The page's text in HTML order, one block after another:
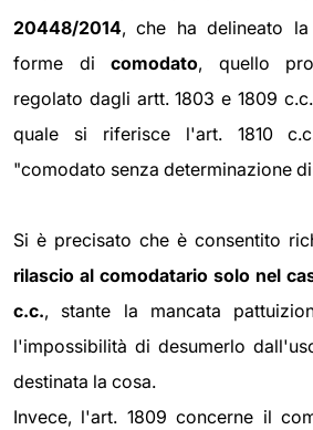
20448/2014, che ha delineato
forme di comodato, quello
regolato dagli artt. 1803 e 1809
quale si riferisce l'art. 1810
"comodato senza determinazione
Si è precisato che è consentito
rilascio al comodatario solo nel
c.c., stante la mancata
l'impossibilità di desumerlo
destinata la cosa.
Invece, l'art. 1809 concerne il